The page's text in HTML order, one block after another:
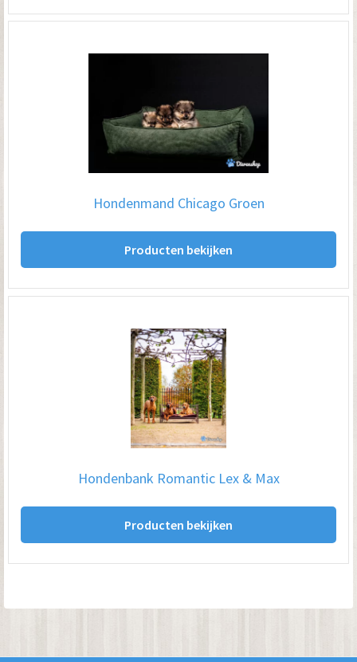
Hondenmand Chicago Groen
Producten bekijken
Hondenbank Romantic Lex & Max
Producten bekijken